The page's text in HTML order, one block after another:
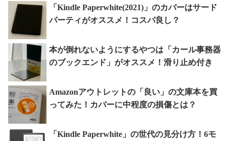
「Kindle Paperwhite(2021)」のカバーはサード
パーティがオススメ！コスパ良し？
本が倒れないようにするやつは「カール事務器
のブックエンド」がオススメ！滑り止め付き
Amazonアウトレットの「良い」の文庫本を買
ってみた！カバーに中程度の損傷とは？
「Kindle Paperwhite」の世代の見分け方！6モ